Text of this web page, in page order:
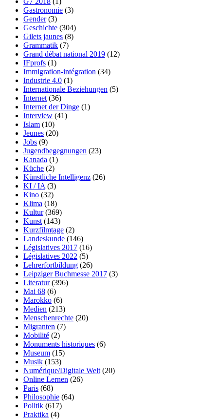
Gastronomie (3)
Gender(3)
Geschichte (304)
Gilets jaunes (8)
Grammatik (7)
Grand débat national 2019 (12)
IFprofs (1)
Immigration-intégration (34)
Industrie 4.0 (1)
Internationale Beziehungen (5)
Internet (36)
Internet der Dinge (1)
Interview (41)
Islam (10)
Jeunes (20)
Jobs (9)
Jugendbegegnungen (23)
Kanada (1)
Küche (2)
Künstliche Intelligenz (26)
KI / IA (3)
Kino (32)
Klima (18)
Kultur(369)
Kunst (143)
Kurzfilmtage (2)
Landeskunde (146)
Législatives 2017 (16)
Législatives 2022 (5)
Lehrerfortbildung (26)
Leipziger Buchmesse 2017 (3)
Literatur(396)
Mai 68 (6)
Marokko (6)
Medien (213)
Menschenrechte (20)
Migranten (7)
Mobilité (2)
Monuments historiques (6)
Museum (15)
Musik (153)
Numérique/Digitale Welt (20)
Online Lernen (26)
Paris (68)
Philosophie (64)
Politik (617)
Praktika (4)